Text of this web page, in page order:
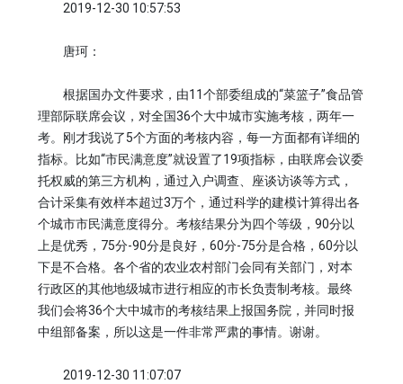
2019-12-30 10:57:53
唐珂：
根据国办文件要求，由11个部委组成的“菜篮子”食品管
理部际联席会议，对全国36个大中城市实施考核，两年一
考。刚才我说了5个方面的考核内容，每一方面都有详细的
指标。比如“市民满意度”就设置了19项指标，由联席会议委
托权威的第三方机构，通过入户调查、座谈访谈等方式，
合计采集有效样本超过3万个，通过科学的建模计算得出各
个城市市民满意度得分。考核结果分为四个等级，90分以
上是优秀，75分-90分是良好，60分-75分是合格，60分以
下是不合格。各个省的农业农村部门会同有关部门，对本
行政区的其他地级城市进行相应的市长负责制考核。最终
我们会将36个大中城市的考核结果上报国务院，并同时报
中组部备案，所以这是一件非常严肃的事情。谢谢。
2019-12-30 11:07:07